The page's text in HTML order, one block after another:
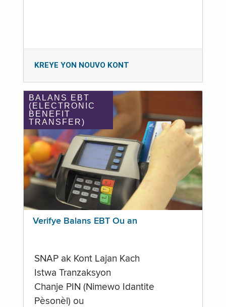
KREYE YON NOUVO KONT
BALANS EBT
(ELECTRONIC
BENEFIT
TRANSFER)
Verifye Balans EBT Ou an
SNAP ak Kont Lajan Kach
Istwa Tranzaksyon
Chanje PIN (Nimewo Idantite
Pèsonèl) ou